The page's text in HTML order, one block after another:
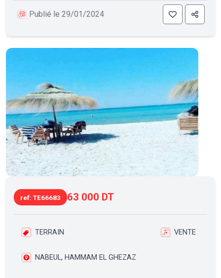
Publié le 29/01/2024
ref: TE66683 63 000 DT
TERRAIN VENTE
NABEUL, HAMMAM EL GHEZAZ